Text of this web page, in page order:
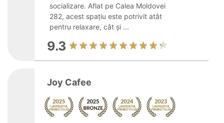
socializare. Aflat pe Calea Moldovei
282, acest spațiu este potrivit atât
pentru relaxare, cât și ...
9.3
Joy Cafee